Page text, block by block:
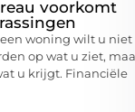
voorkomt
woning wilt u niet
op wat u ziet,
u krijgt. Financiële